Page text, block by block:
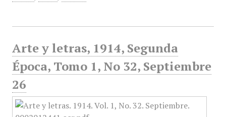
Arte y letras, 1914, Segunda
Época, Tomo 1, No 32, Septiembre
26